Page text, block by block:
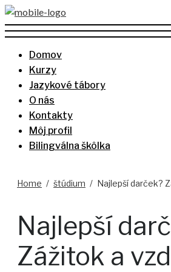
Domov
Kurzy
Jazykové tábory
O nás
Kontakty
Môj profil
Bilingválna škôlka
Home štúdium Najlepší darček?
Najlepší
Zážitok a